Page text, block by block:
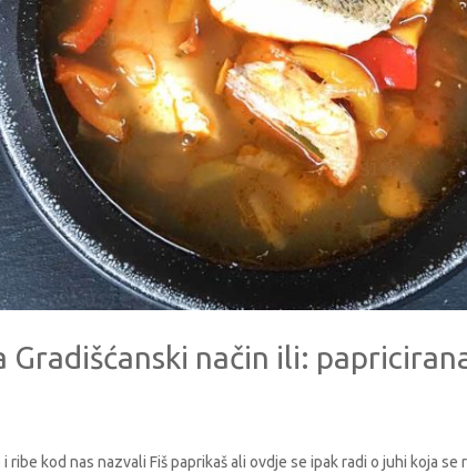
Gradišćanski način ili:
kod nas nazvali Fiš paprikaš ali ovdje se ipak radi o juhi koja se